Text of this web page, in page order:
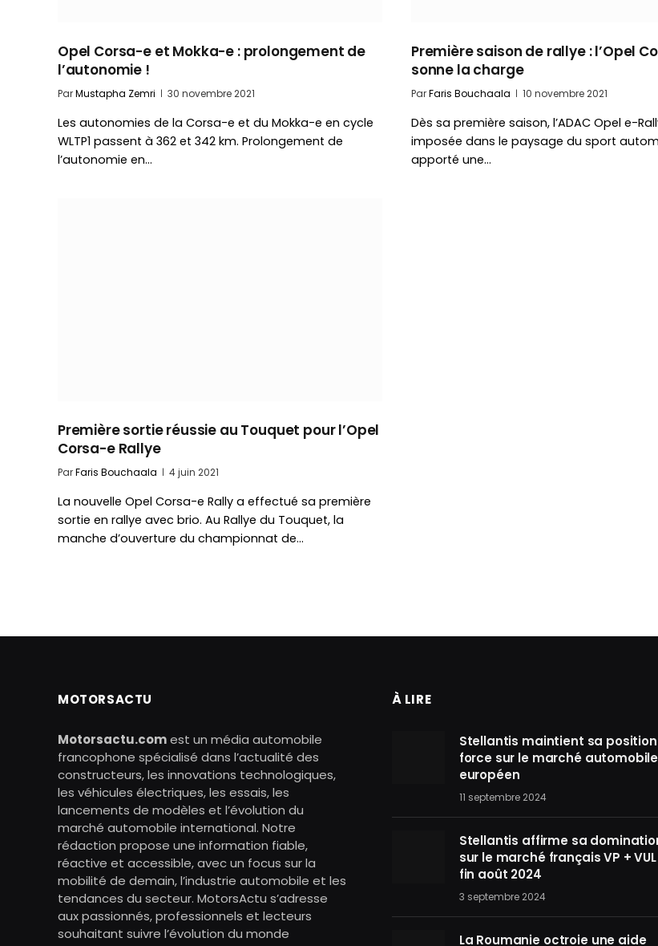
Opel Corsa-e et Mokka-e : prolongement de
l’autonomie !
ParMustapha Zemri 30 novembre 2021
Les autonomies de la Corsa-e et du Mokka-e en cycle
WLTP1 passent à 362 et 342 km. Prolongement de
l’autonomie en…
Première saison de rallye : l’Opel
sonne la charge
ParFaris Bouchaala 10 novembre 2021
Dès sa première saison, l’ADAC Opel e-
imposée dans le paysage du sport
apporté une…
Première sortie réussie au Touquet pour l’Opel
Corsa-e Rallye
ParFaris Bouchaala 4 juin 2021
La nouvelle Opel Corsa-e Rally a effectué sa première
sortie en rallye avec brio. Au Rallye du Touquet, la
manche d’ouverture du championnat de…
MOTORSACTU
Motorsactu.comest un média automobile
francophone spécialisé dans l’actualité des
constructeurs, les innovations technologiques,
les véhicules électriques, les essais, les
lancements de modèles et l’évolution du
marché automobile international. Notre
rédaction propose une information fiable,
réactive et accessible, avec un focus sur la
mobilité de demain, l’industrie automobile et les
tendances du secteur. MotorsActu s’adresse
aux passionnés, professionnels et lecteurs
souhaitant suivre l’évolution du monde
À LIRE
Stellantis maintient sa
force sur le marché automobile
européen
11 septembre 2024
Stellantis affirme sa
sur le marché français VP +
fin août 2024
3 septembre 2024
La Roumanie octroie une aide